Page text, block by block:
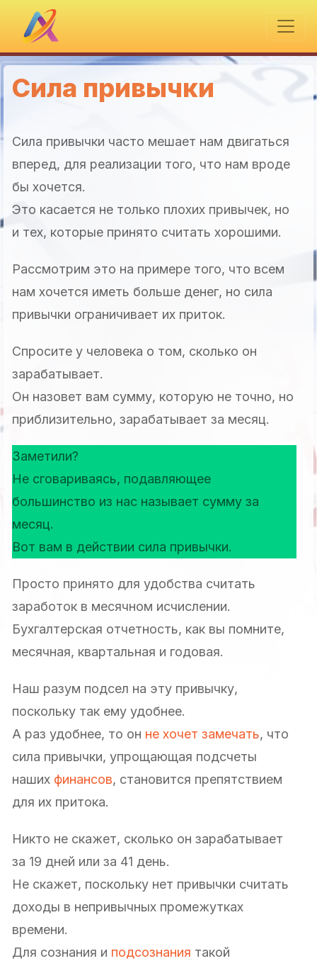
Сила привычки
Сила привычки часто мешает нам двигаться
вперед, для реализации того, что нам вроде
бы хочется.
Это касается не только плохих привычек, но
и тех, которые принято считать хорошими.
Рассмотрим это на примере того, что всем
нам хочется иметь больше денег, но сила
привычки ограничивает их приток.
Спросите у человека о том, сколько он
зарабатывает.
Он назовет вам сумму, которую не точно, но
приблизительно, зарабатывает за месяц.
Заметили?
Не сговариваясь, подавляющее
большинство из нас называет сумму за
месяц.
Вот вам в действии сила привычки.
Просто принято для удобства считать
заработок в месячном исчислении.
Бухгалтерская отчетность, как вы помните,
месячная, квартальная и годовая.
Наш разум подсел на эту привычку,
поскольку так ему удобнее.
А раз удобнее, то он не хочет замечать, что
сила привычки, упрощающая подсчеты
наших финансов, становится препятствием
для их притока.
Никто не скажет, сколько он зарабатывает
за 19 дней или за 41 день.
Не скажет, поскольку нет привычки считать
доходы в непривычных промежутках
времени.
Для сознания и подсознания такой